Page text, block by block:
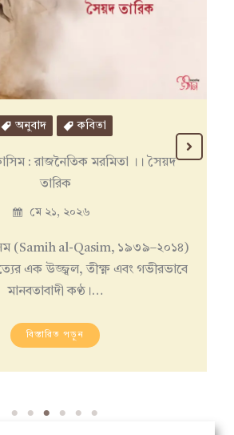
অনুবাদ গল্প
রহস্য । আলফঁস দোদে ।। ফরাসি
ভাষান্তর: আহমেদ সজীব
মে ১১, ২০২৬
একজন বৃদ্ধ বংশীবাদক মাঝে মাঝে
মিষ্টি ওয়াইন পান করতে করতে…